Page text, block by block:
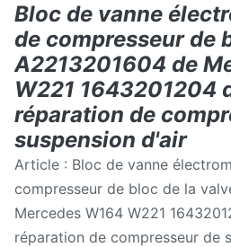
Bloc de vanne
de compresseur de
A2213201604 de
W221 1643201204
réparation de
suspension d'air
Article : Bloc de vanne
compresseur de bloc de la
Mercedes W164 W221
réparation de compresseur de